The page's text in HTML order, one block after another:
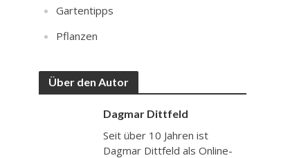
Gartentipps
Pflanzen
Über den Autor
Dagmar Dittfeld
Seit über 10 Jahren ist
Dagmar Dittfeld als Online-